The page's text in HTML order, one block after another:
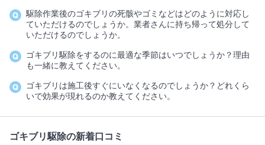
駆除作業後のゴキブリの死骸やゴミなどはどのように対応し
ていただけるのでしょうか。業者さんに持ち帰って処分して
いただけるのでしょうか。
ゴキブリ駆除をするのに最適な季節はいつでしょうか？理由
も一緒に教えてください。
ゴキブリは施工後すぐにいなくなるのでしょうか？どれくら
いで効果が現れるのか教えてください。
ゴキブリ駆除の新着口コミ